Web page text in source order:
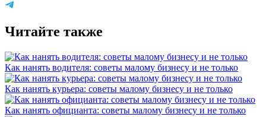
Читайте также
Как нанять водителя: советы малому бизнесу и не только
Как нанять курьера: советы малому бизнесу и не только
Как нанять официанта: советы малому бизнесу и не только